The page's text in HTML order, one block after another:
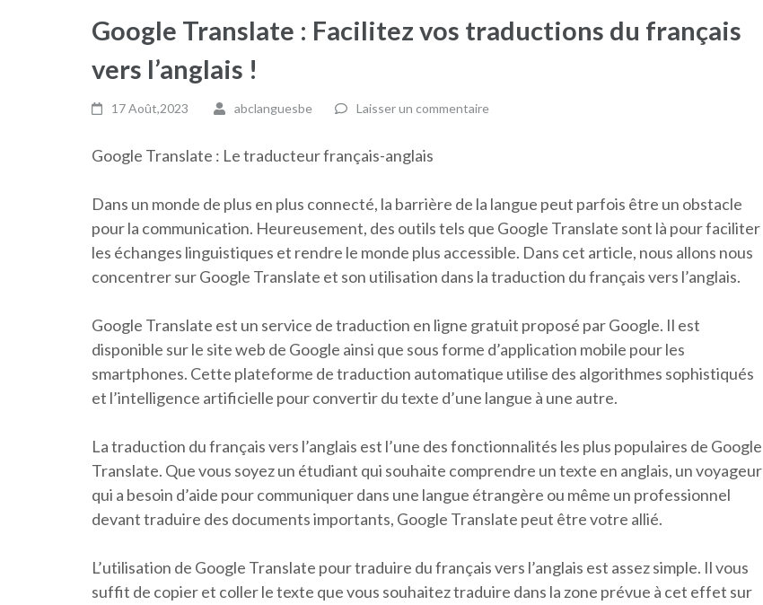
Google Translate : Facilitez vos traductions du français
vers l’anglais !
17 Août,2023 abclanguesbe Laisser un commentaire
Google Translate : Le traducteur français-anglais
Dans un monde de plus en plus connecté, la barrière de la langue peut parfois être un obstacle
pour la communication. Heureusement, des outils tels que Google Translate sont là pour faciliter
les échanges linguistiques et rendre le monde plus accessible. Dans cet article, nous allons nous
concentrer sur Google Translate et son utilisation dans la traduction du français vers l’anglais.
Google Translate est un service de traduction en ligne gratuit proposé par Google. Il est
disponible sur le site web de Google ainsi que sous forme d’application mobile pour les
smartphones. Cette plateforme de traduction automatique utilise des algorithmes sophistiqués
et l’intelligence artificielle pour convertir du texte d’une langue à une autre.
La traduction du français vers l’anglais est l’une des fonctionnalités les plus populaires de Google
Translate. Que vous soyez un étudiant qui souhaite comprendre un texte en anglais, un voyageur
qui a besoin d’aide pour communiquer dans une langue étrangère ou même un professionnel
devant traduire des documents importants, Google Translate peut être votre allié.
L’utilisation de Google Translate pour traduire du français vers l’anglais est assez simple. Il vous
suffit de copier et coller le texte que vous souhaitez traduire dans la zone prévue à cet effet sur